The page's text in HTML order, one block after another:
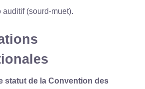
auditif (sourd-muet).
statut de la Convention des